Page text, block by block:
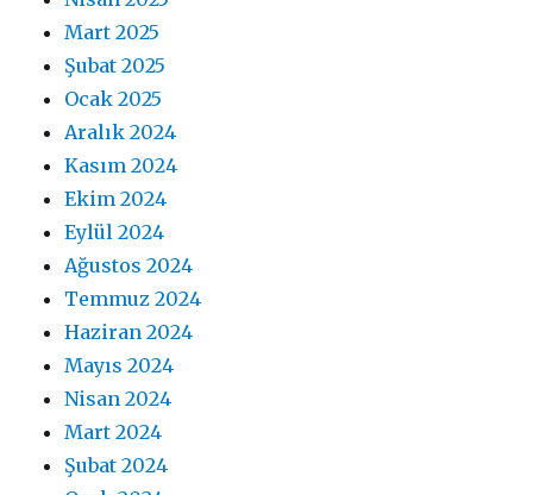
Mart 2025
Şubat 2025
Ocak 2025
Aralık 2024
Kasım 2024
Ekim 2024
Eylül 2024
Ağustos 2024
Temmuz 2024
Haziran 2024
Mayıs 2024
Nisan 2024
Mart 2024
Şubat 2024